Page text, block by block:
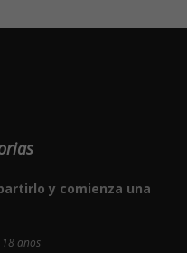
y comienza una
años